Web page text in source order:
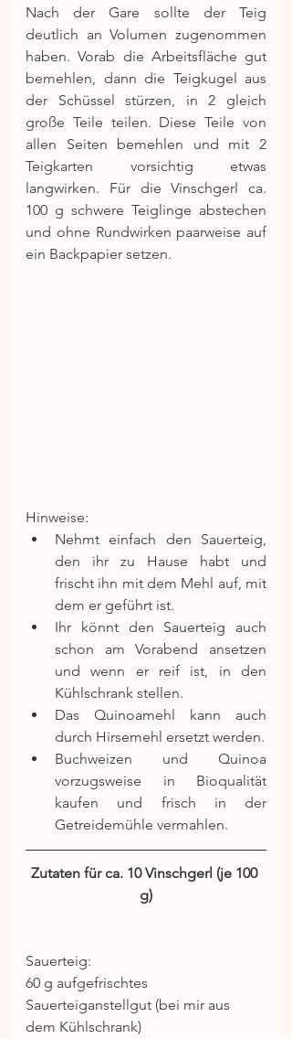
Nach der Gare sollte der Teig
deutlich an Volumen zugenommen
haben. Vorab die Arbeitsfläche gut
bemehlen, dann die Teigkugel aus
der Schüssel stürzen, in 2 gleich
große Teile teilen. Diese Teile von
allen Seiten bemehlen und mit 2
Teigkarten vorsichtig etwas
langwirken. Für die Vinschgerl ca.
100 g schwere Teiglinge abstechen
und ohne Rundwirken paarweise auf
ein Backpapier setzen.
Hinweise:
Nehmt einfach den Sauerteig,
den ihr zu Hause habt und
frischt ihn mit dem Mehl auf, mit
dem er geführt ist.
Ihr könnt den Sauerteig auch
schon am Vorabend ansetzen
und wenn er reif ist, in den
Kühlschrank stellen.
Das Quinoamehl kann auch
Buchweizen und Quinoa
vorzugsweise in Bioqualität
kaufen und frisch in der
Getreidemühle vermahlen.
Zutaten für ca. 10 Vinschgerl (je 100
g)
Sauerteig:
60 g aufgefrischtes
Sauerteiganstellgut (bei mir aus
dem Kühlschrank)